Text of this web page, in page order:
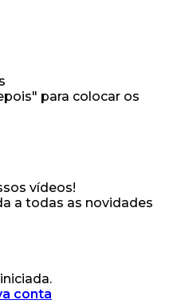
para colocar os
vídeos!
a todas as novidades
conta